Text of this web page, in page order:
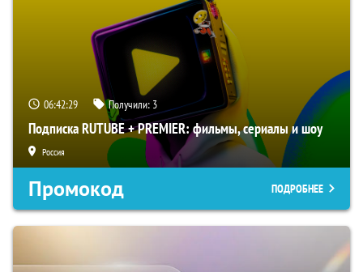
06:42:28 Получили: 3
Подписка RUTUBE + PREMIER: фильмы, сериалы и шоу
Россия
Промокод ПОДРОБНЕЕ